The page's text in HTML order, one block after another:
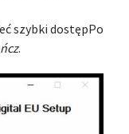
szybki dostępPo
.